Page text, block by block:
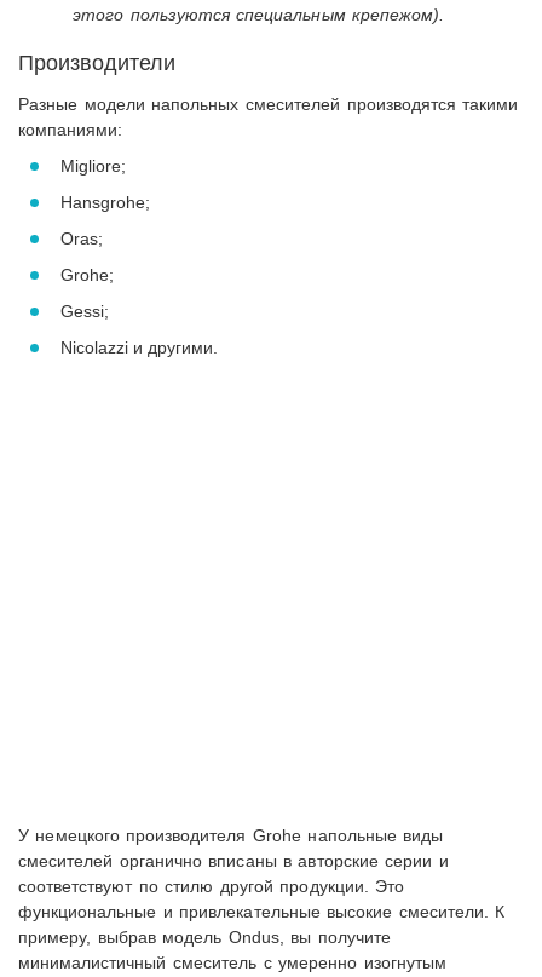
этого пользуются специальным крепежом).
Производители
Разные модели напольных смесителей производятся такими
компаниями:
Migliore;
Hansgrohe;
Oras;
Grohe;
Gessi;
Nicolazzi и другими.
У немецкого производителя Grohe напольные виды
смесителей органично вписаны в авторские серии и
соответствуют по стилю другой продукции. Это
функциональные и привлекательные высокие смесители. К
примеру, выбрав модель Ondus, вы получите
минималистичный смеситель с умеренно изогнутым